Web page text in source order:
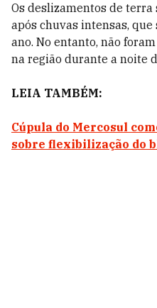
Os deslizamentos de terra
após chuvas intensas,
ano. No entanto, não
na região durante a noite
LEIA TAMBÉM:
Cúpula do Mercosul
sobre flexibilização do